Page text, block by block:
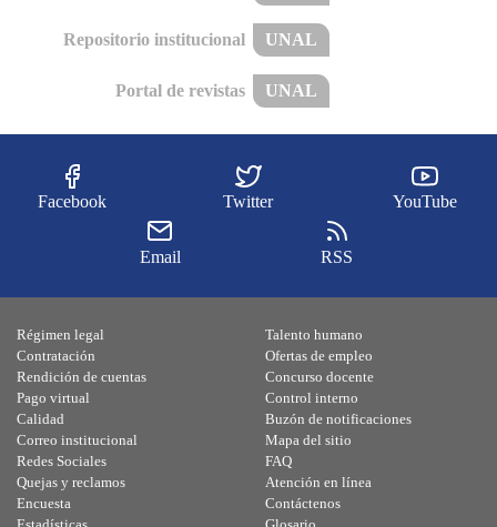
Repositorio institucional UNAL
Portal de revistas UNAL
Facebook Twitter YouTube
Email RSS
Régimen legal
Contratación
Rendición de cuentas
Pago virtual
Calidad
Talento humano
Ofertas de empleo
Concurso docente
Control interno
Buzón de notificaciones
Correo institucional
Redes Sociales
Quejas y reclamos
Encuesta
Mapa del sitio
FAQ
Atención en línea
Contáctenos